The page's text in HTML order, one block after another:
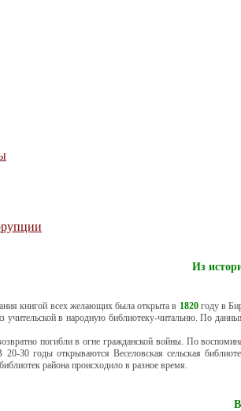
Из
книгой всех желающих была открыта в 1820 году в
учительской в народную библиотеку-читальню. По
погибли в огне гражданской войны. По
20-30 годы открываются Веселовская сельская
района происходило в разное время.